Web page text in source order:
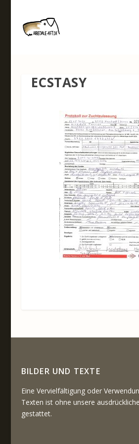
ECSTASY
BILDER UND TEXTE
Eine Vervielfältigung oder
Texten ist ohne unsere
gestattet.